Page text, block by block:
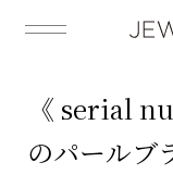
《 serial
のパールブ